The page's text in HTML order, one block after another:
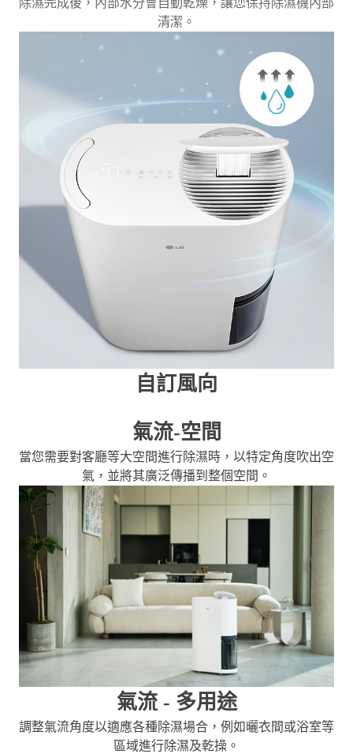
清潔。
自訂風向
氣流-空間
當您需要對客廳等大空間進行除濕時，以特定角度吹出空
氣，並將其廣泛傳播到整個空間。
氣流 - 多用途
調整氣流角度以適應各種除濕場合，例如曬衣間或浴室等
區域進行除濕及乾操。